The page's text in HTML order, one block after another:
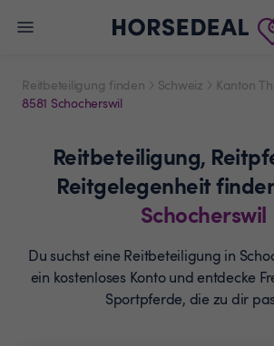
Reitbeteiligung finden Schweiz
Kanton
8581 Schocherswil
Reitbeteiligung,
Reitgelegenheit
Schocherswil
Du suchst eine Reitbeteiligung in
ein kostenloses Konto und entdecke
Sportpferde, die zu dir